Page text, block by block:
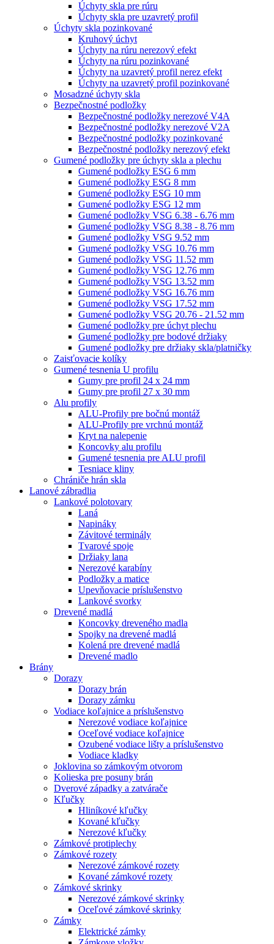
Úchyty skla pre rúru
Úchyty skla pre uzavretý profil
Úchyty skla pozinkované
Kruhový úchyt
Úchyty na rúru nerezový efekt
Úchyty na rúru pozinkované
Úchyty na uzavretý profil nerez efekt
Úchyty na uzavretý profil pozinkované
Mosadzné úchyty skla
Bezpečnostné podložky
Bezpečnostné podložky nerezové V4A
Bezpečnostné podložky nerezové V2A
Bezpečnostné podložky pozinkované
Bezpečnostné podložky nerezový efekt
Gumené podložky pre úchyty skla a plechu
Gumené podložky ESG 6 mm
Gumené podložky ESG 8 mm
Gumené podložky ESG 10 mm
Gumené podložky ESG 12 mm
Gumené podložky VSG 6.38 - 6.76 mm
Gumené podložky VSG 8.38 - 8.76 mm
Gumené podložky VSG 9.52 mm
Gumené podložky VSG 10.76 mm
Gumené podložky VSG 11.52 mm
Gumené podložky VSG 12.76 mm
Gumené podložky VSG 13.52 mm
Gumené podložky VSG 16.76 mm
Gumené podložky VSG 17.52 mm
Gumené podložky VSG 20.76 - 21.52 mm
Gumené podložky pre úchyt plechu
Gumené podložky pre bodové držiaky
Gumené podložky pre držiaky skla/platničky
Zaisťovacie kolíky
Gumené tesnenia U profilu
Gumy pre profil 24 x 24 mm
Gumy pre profil 27 x 30 mm
Alu profily
ALU-Profily pre bočnú montáž
ALU-Profily pre vrchnú montáž
Kryt na nalepenie
Koncovky alu profilu
Gumené tesnenia pre ALU profil
Tesniace kliny
Chrániče hrán skla
Lanové zábradlia
Lankové polotovary
Laná
Napináky
Závitové terminály
Tvarové spoje
Držiaky lana
Nerezové karabíny
Podložky a matice
Upevňovacie príslušenstvo
Lankové svorky
Drevené madlá
Koncovky dreveného madla
Spojky na drevené madlá
Kolená pre drevené madlá
Drevené madlo
Brány
Dorazy
Dorazy brán
Dorazy zámku
Vodiace koľajnice a príslušenstvo
Nerezové vodiace koľajnice
Oceľové vodiace koľajnice
Ozubené vodiace lišty a príslušenstvo
Vodiace kladky
Joklovina so zámkovým otvorom
Kolieska pre posuny brán
Dverové západky a zatvárače
Kľučky
Hliníkové kľučky
Kované kľučky
Nerezové kľučky
Zámkové protiplechy
Zámkové rozety
Nerezové zámkové rozety
Kované zámkové rozety
Zámkové skrinky
Nerezové zámkové skrinky
Oceľové zámkové skrinky
Zámky
Elektrické zámky